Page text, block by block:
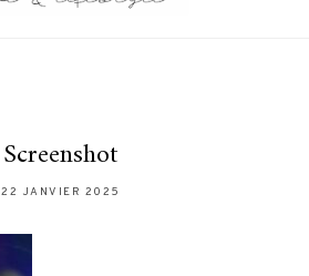
Screenshot
22 JANVIER 2025